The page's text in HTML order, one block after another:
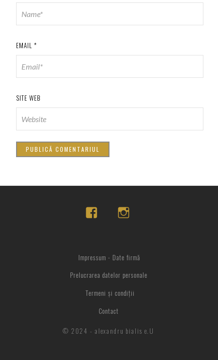
EMAIL *
SITE WEB
Prelucrarea datelor personale
Impressum - Date firmă
© 2024 - alexandru bialis e.U
Contact
Termeni și condiții